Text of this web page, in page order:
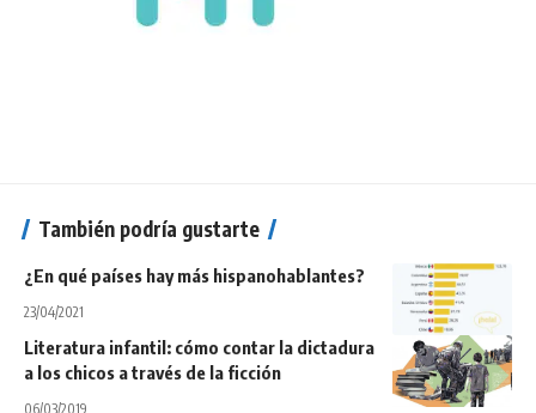
También podría gustarte
¿En qué países hay más hispanohablantes?
23/04/2021
Literatura infantil: cómo contar la dictadura
a los chicos a través de la ficción
06/03/2019